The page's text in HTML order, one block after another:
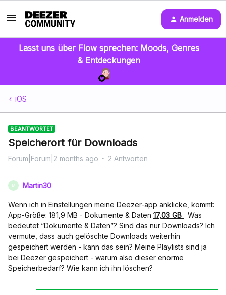
Anmelden
Lasst uns über Flow sprechen: Moods, Genres
& Entdeckungen
iOS
BEANTWORTET
Speicherort für Downloads
Forum|Forum|2 months ago 2 Antworten
M Martin30
Wenn ich in Einstellungen meine Deezer-app anklicke, kommt:
App-Größe: 181,9 MB - Dokumente & Daten 17,03 GB
Was
bedeutet “Dokumente & Daten”? Sind das nur Downloads? Ich
vermute, dass auch gelöschte Downloads weiterhin
gespeichert werden - kann das sein? Meine Playlists sind ja
bei Deezer gespeichert - warum also dieser enorme
Speicherbedarf? Wie kann ich ihn löschen?